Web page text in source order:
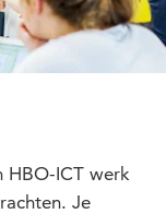
HBO-ICT werk
Je